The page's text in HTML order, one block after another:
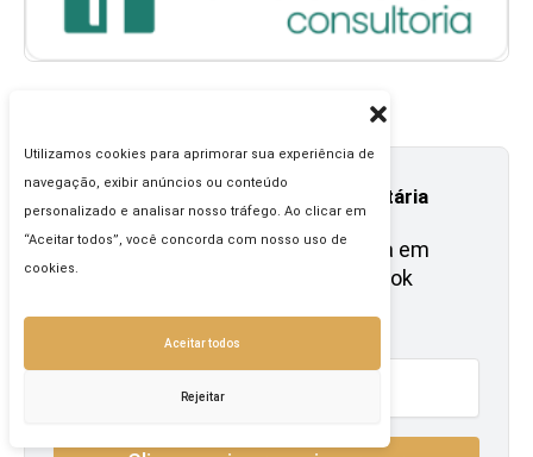
Utilizamos cookies para aprimorar sua experiência de
navegação, exibir anúncios ou conteúdo
personalizado e analisar nosso tráfego. Ao clicar em
“Aceitar todos”, você concorda com nosso uso de
cookies.
Aceitar todos
Rejeitar
Newsletter: domine a reforma tributária
🚀 Aprenda tudo o que você precisa em
apenas 3 minutos e ganhe um e-book